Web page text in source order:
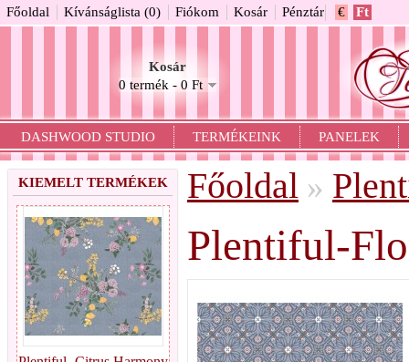
€ Ft
Kosár
0 termék - 0 Ft
Főoldal Kívánságlista (0) Fiókom Kosár Pénztár
DASHWOOD STUDIO TERMÉKEINK PANELEK
KIEMELT TERMÉKEK Főoldal »
Plentiful-